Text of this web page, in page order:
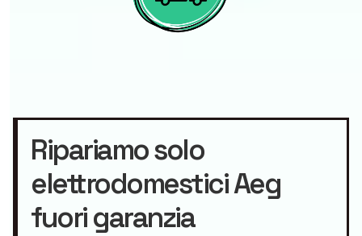
Ripariamo solo
elettrodomestici Aeg
fuori garanzia